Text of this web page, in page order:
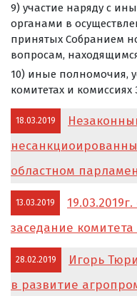
9) участие наряду с
органами в
принятых Собранием
вопросам,
10) иные полномочия,
комитетах и
18.03.2019
областном
13.03.2019
заседание
28.02.2019
Игорь
в развитие